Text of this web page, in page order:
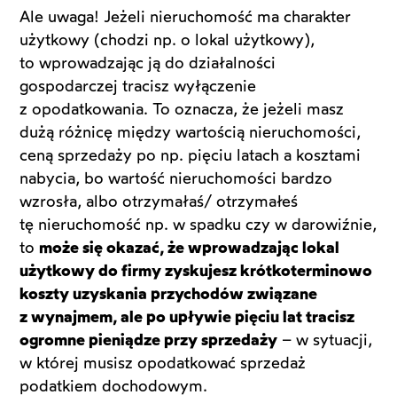
Ale uwaga! Jeżeli nieruchomość ma charakter
użytkowy (chodzi np. o lokal użytkowy),
to wprowadzając ją do działalności
gospodarczej tracisz wyłączenie
z opodatkowania. To oznacza, że jeżeli masz
dużą różnicę między wartością nieruchomości,
ceną sprzedaży po np. pięciu latach a kosztami
nabycia, bo wartość nieruchomości bardzo
wzrosła, albo otrzymałaś/ otrzymałeś
tę nieruchomość np. w spadku czy w darowiźnie,
tomoże się okazać, że wprowadzając lokal
użytkowy do firmy zyskujesz krótkoterminowo
koszty uzyskania przychodów związane
z wynajmem, ale po upływie pięciu lat tracisz
ogromne pieniądze przy sprzedaży – w sytuacji,
w której musisz opodatkować sprzedaż
podatkiem dochodowym.